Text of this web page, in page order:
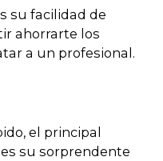
su facilidad de
ahorrarte los
a un profesional.
el principal
su sorprendente